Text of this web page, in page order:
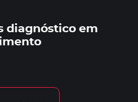
diagnóstico em